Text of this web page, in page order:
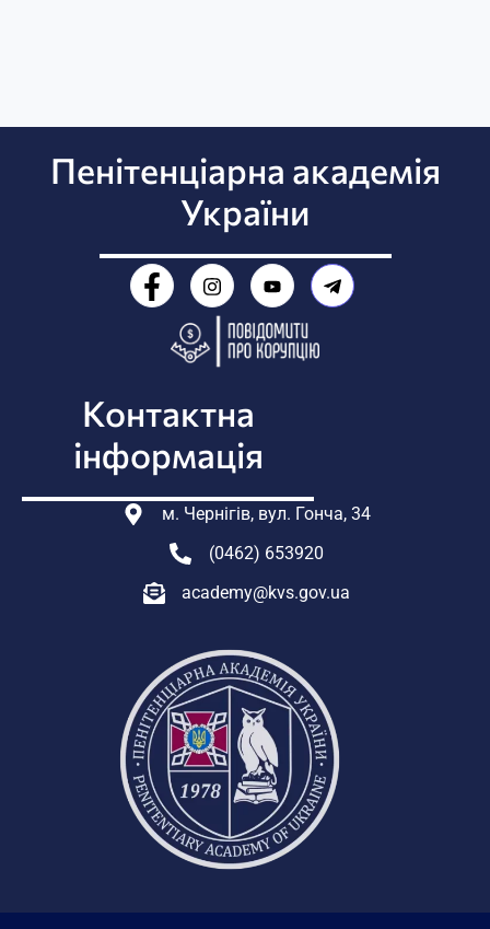
Пенітенціарна академія
України
Контактна
інформація
м. Чернігів, вул. Гонча, 34
(0462) 653920
academy@kvs.gov.ua